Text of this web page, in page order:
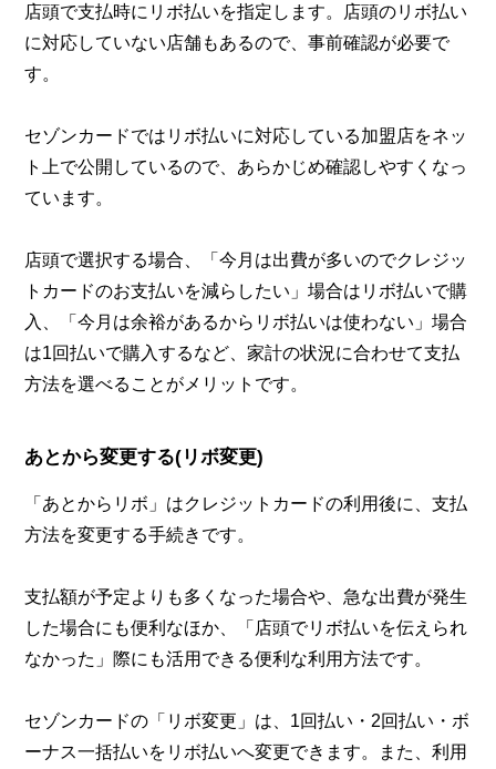
店頭で支払時にリボ払いを指定します。店頭のリボ払い
に対応していない店舗もあるので、事前確認が必要で
す。
セゾンカードではリボ払いに対応している加盟店をネッ
ト上で公開しているので、あらかじめ確認しやすくなっ
ています。
店頭で選択する場合、「今月は出費が多いのでクレジッ
トカードのお支払いを減らしたい」場合はリボ払いで購
入、「今月は余裕があるからリボ払いは使わない」場合
は1回払いで購入するなど、家計の状況に合わせて支払
方法を選べることがメリットです。
あとから変更する(リボ変更)
「あとからリボ」はクレジットカードの利用後に、支払
方法を変更する手続きです。
支払額が予定よりも多くなった場合や、急な出費が発生
した場合にも便利なほか、「店頭でリボ払いを伝えられ
なかった」際にも活用できる便利な利用方法です。
セゾンカードの「リボ変更」は、1回払い・2回払い・ボ
ーナス一括払いをリボ払いへ変更できます。また、利用